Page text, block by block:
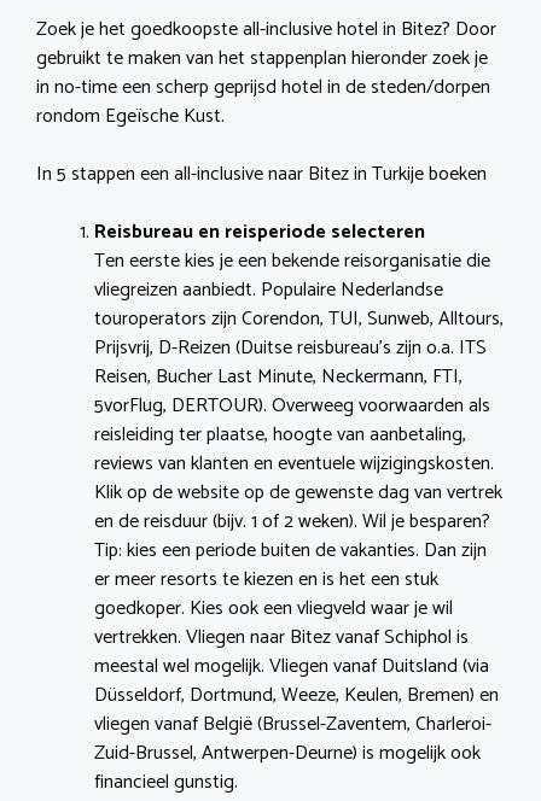
Zoek je het goedkoopste all-inclusive hotel in Bitez? Door
gebruikt te maken van het stappenplan hieronder zoek je
in no-time een scherp geprijsd hotel in de steden/dorpen
rondom Egeïsche Kust.
In 5 stappen een all-inclusive naar Bitez in Turkije boeken
Reisbureau en reisperiode selecteren
Ten eerste kies je een bekende reisorganisatie die
vliegreizen aanbiedt. Populaire Nederlandse
touroperators zijn Corendon, TUI, Sunweb, Alltours,
Prijsvrij, D-Reizen (Duitse reisbureau’s zijn o.a. ITS
Reisen, Bucher Last Minute, Neckermann, FTI,
5vorFlug, DERTOUR). Overweeg voorwaarden als
reisleiding ter plaatse, hoogte van aanbetaling,
reviews van klanten en eventuele wijzigingskosten.
Klik op de website op de gewenste dag van vertrek
en de reisduur (bijv. 1 of 2 weken). Wil je besparen?
Tip: kies een periode buiten de vakanties. Dan zijn
er meer resorts te kiezen en is het een stuk
goedkoper. Kies ook een vliegveld waar je wil
vertrekken. Vliegen naar Bitez vanaf Schiphol is
meestal wel mogelijk. Vliegen vanaf Duitsland (via
Düsseldorf, Dortmund, Weeze, Keulen, Bremen) en
vliegen vanaf België (Brussel-Zaventem, Charleroi-
Zuid-Brussel, Antwerpen-Deurne) is mogelijk ook
financieel gunstig.